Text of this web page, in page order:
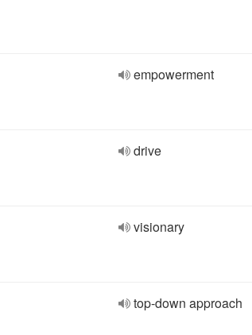
empowerment
drive
visionary
top-down approach